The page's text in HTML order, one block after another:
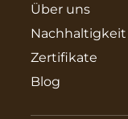
Über uns
Nachhaltigkeit
Zertifikate
Blog